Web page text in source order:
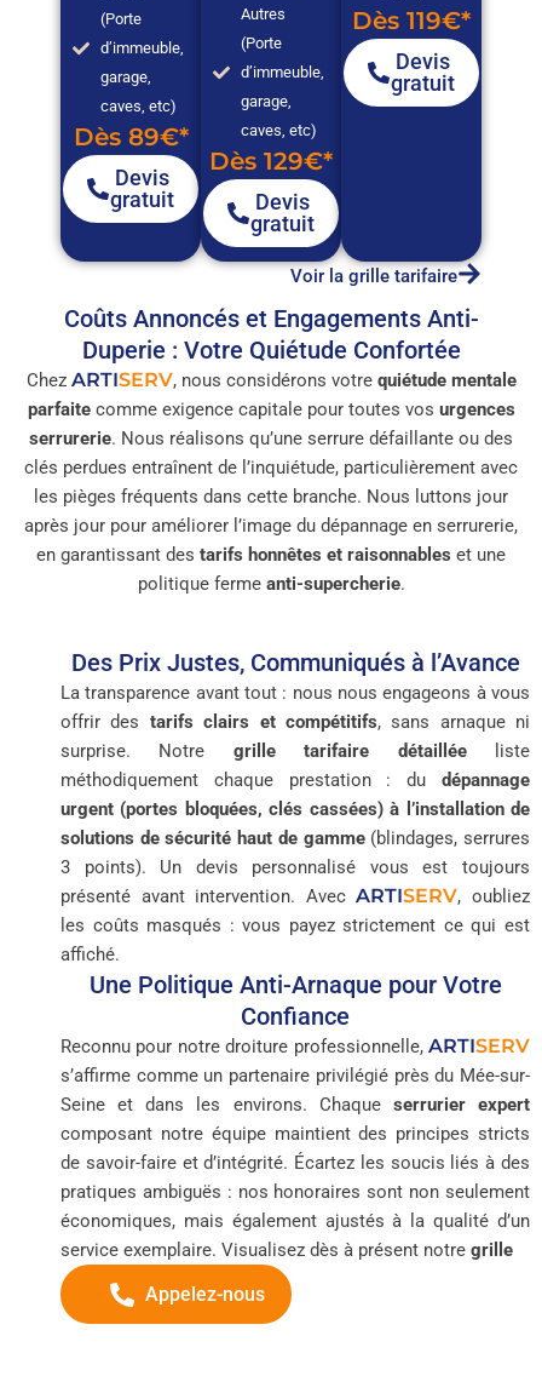
(Porte
d’immeuble,
garage,
caves, etc)
Dès 89€*
Devis
gratuit
Autres
(Porte
d’immeuble,
garage,
caves, etc)
Dès 129€*
Devis
gratuit
Dès 119€*
Devis
gratuit
Voir la grille tarifaire
Coûts Annoncés et Engagements Anti-
Duperie : Votre Quiétude Confortée
Chez ARTISERV, nous considérons votre quiétude mentale
parfaitecomme exigence capitale pour toutes vos urgences
serrurerie. Nous réalisons qu’une serrure défaillante ou des
clés perdues entraînent de l’inquiétude, particulièrement avec
les pièges fréquents dans cette branche. Nous luttons jour
après jour pour améliorer l’image du dépannage en serrurerie,
en garantissant des tarifs honnêtes et raisonnables et une
politique ferme anti-supercherie.
Des Prix Justes, Communiqués à l’Avance
La transparence avant tout : nous nous engageons à vous
offrir des tarifs clairs et compétitifs, sans arnaque ni
surprise. Notre grille tarifaire détailléeliste
méthodiquement chaque prestation : du dépannage
urgent (portes bloquées, clés cassées) à l’installation de
solutions de sécurité haut de gamme(blindages, serrures
3 points). Un devis personnalisé vous est toujours
présenté avant intervention. AvecARTISERV, oubliez
les coûts masqués : vous payez strictement ce qui est
affiché.
Une Politique Anti-Arnaque pour Votre
Confiance
Reconnu pour notre droiture professionnelle, ARTISERV
s’affirme comme un partenaire privilégié près du Mée-sur-
Seine et dans les environs. Chaque serrurier expert
composant notre équipe maintient des principes stricts
de savoir-faire et d’intégrité. Écartez les soucis liés à des
pratiques ambiguës : nos honoraires sont non seulement
économiques, mais également ajustés à la qualité d’un
service exemplaire. Visualisez dès à présent notre grille
Appelez-nous